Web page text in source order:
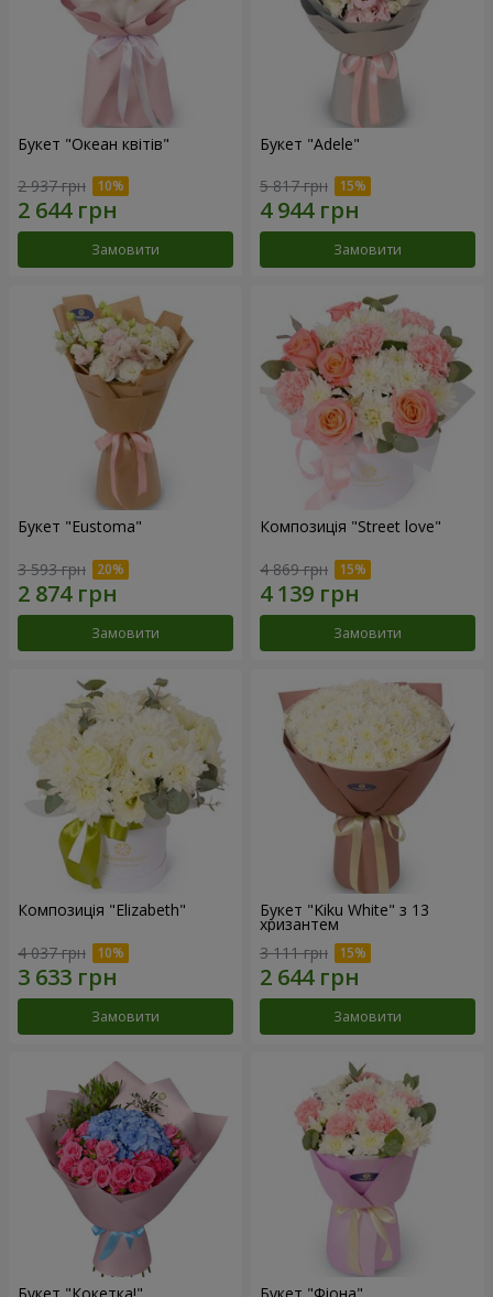
Букет "Океан квітів"
2 937 грн
Замовити
Букет "Adele"
5 817 грн
Замовити
Букет "Eustoma"
3 593 грн
Замовити
Композиція "Street love"
4 869 грн
Замовити
Композиція "Elizabeth"
4 037 грн
Замовити
Букет "Kiku White" з 13
хризантем
3 111 грн
Замовити
Букет "Кокетка!" Букет "Фіона"